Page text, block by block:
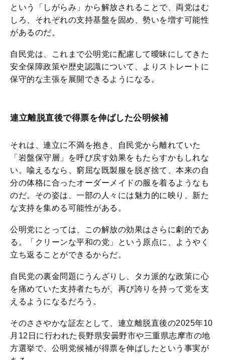
という「しがらみ」から解放されることで、両党はむ
しろ、それぞれの支持基盤を固め、勢いを増す可能性
があるのだ。
自民党は、これまで公明党に配慮して曖昧にしてきた
安全保障政策や歴史認識について、よりストレートに
保守的な主張を展開できるようになる。
連立離脱直後で得票を伸ばした公明候補
それは、連立に不満を抱き、自民党から離れていた
「岩盤保守層」を呼び戻す効果をもたらすかもしれな
い。喩えるなら、窮屈な既製服を脱ぎ捨て、本来の自
分の体格に合ったオーダーメイドの服を着るようなも
のだ。その姿は、一部の人々には魅力的に映り、新た
な支持を集める可能性がある。
公明党にとっては、この解放の効果はさらに劇的であ
る。「クリーンな平和の党」という原点に、ようやく
立ち返ることができるからだ。
自民党の裏金問題にうんざりし、タカ派的な政策に心
を痛めていた支持者たちが、再び誇りを持って党を支
えるようになるだろう。
そのささやかな証左として、連立離脱直後の2025年10
月12日に行われた長野県安曇野市や三重県志摩市の地
方選挙で、公明党候補が得票を伸ばしたという事実が